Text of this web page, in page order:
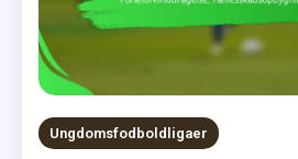
Ungdomsfodboldligaer